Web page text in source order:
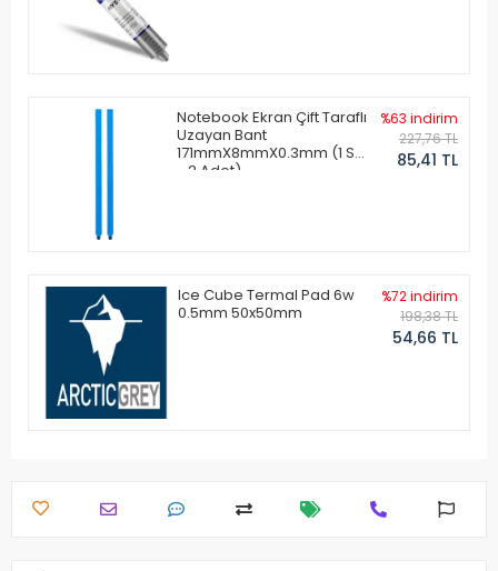
Notebook Ekran Çift Taraflı
Uzayan Bant
171mmX8mmX0.3mm (1 Set
- 2 Adet)
%63 indirim
227,76 TL
85,41 TL
Ice Cube Termal Pad 6w
0.5mm 50x50mm
%72 indirim
198,38 TL
54,66 TL